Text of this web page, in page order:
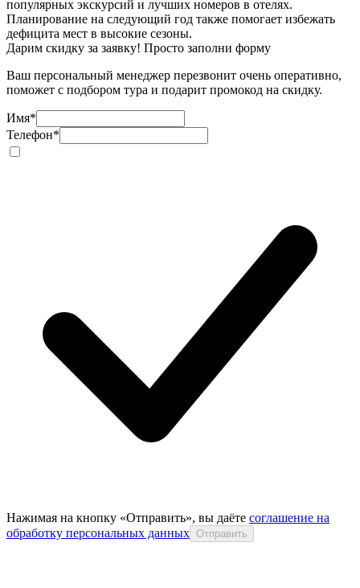
популярных экскурсий и лучших номеров в отелях.
Планирование на следующий год также помогает избежать
дефицита мест в высокие сезоны.
Дарим скидку за заявку! Просто заполни форму
Ваш персональный менеджер перезвонит очень оперативно,
поможет с подбором тура и подарит промокод на скидку.
Имя*
Телефон*
Нажимая на кнопку «Отправить», вы даёте соглашение на
обработку персональных данных Отправить